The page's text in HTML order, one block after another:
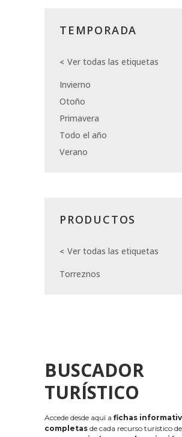
TEMPORADA
Ver todas las etiquetas
Invierno
Otoño
Primavera
Todo el año
Verano
PRODUCTOS
Ver todas las etiquetas
Torreznos
BUSCADOR
TURÍSTICO
Accede desde aquí a fichas
completas de cada recurso turístico